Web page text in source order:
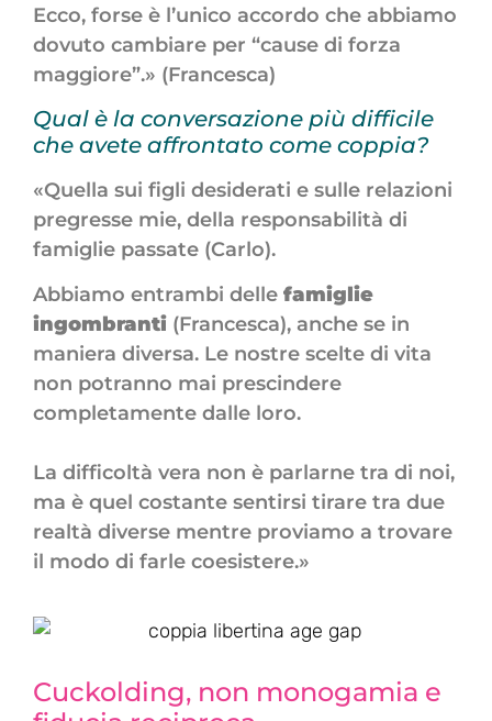
Ecco, forse è l’unico accordo che abbiamo
dovuto cambiare per “cause di forza
maggiore”.» (Francesca)
Qual è la conversazione più difficile
che avete affrontato come coppia?
«Quella sui figli desiderati e sulle relazioni
pregresse mie, della responsabilità di
famiglie passate (Carlo).
Abbiamo entrambi delle famiglie
ingombranti (Francesca), anche se in
maniera diversa. Le nostre scelte di vita
non potranno mai prescindere
completamente dalle loro.
La difficoltà vera non è parlarne tra di noi,
ma è quel costante sentirsi tirare tra due
realtà diverse mentre proviamo a trovare
il modo di farle coesistere.»
Cuckolding, non monogamia e